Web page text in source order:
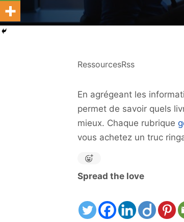
RessourcesRss
En agrégeant les
permet de savoir quels
mieux. Chaque rubrique
vous achetez un truc
Spread the love